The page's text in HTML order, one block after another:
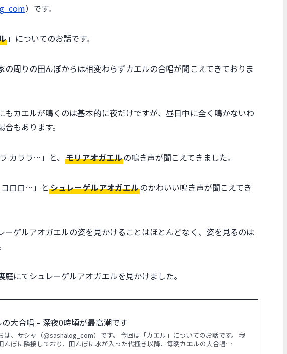
）です。
」についてのお話です。
周りの田んぼからは相変わらずカエルの合唱が聞こえてきておりま
カエルが鳴くのは基本的に夜だけですが、昼日中に全く鳴かないわ
もあります。
カララ…」と、 モリアオガエルの鳴き声が聞こえてきました。
ロロ…」とシュレーゲルアオガエルのかわいい鳴き声が聞こえてき
ーゲルアオガエルの姿を見かけることはほとんどなく、姿を見るのは
にてシュレーゲルアオガエルを見かけました。
の大合唱 – 深夜0時頃が最高潮です
は、サシャ（@sashalog_com）です。 今回は「カエル」についてのお話です。 我
んぼに隣接しており、田んぼに水が入った代掻き以降、毎晩カエルの大合唱…